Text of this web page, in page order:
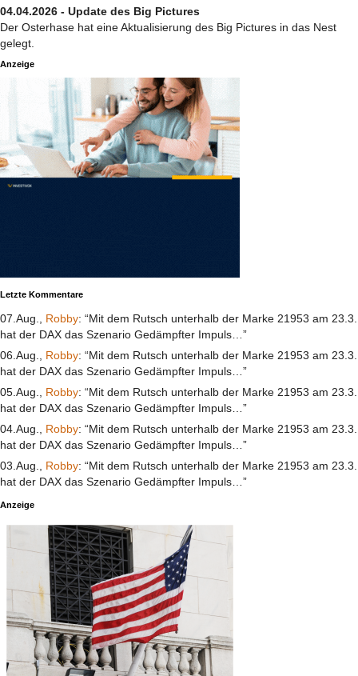
04.04.2026 - Update des Big Pictures
Der Osterhase hat eine Aktualisierung des Big Pictures in das Nest
gelegt.
Anzeige
Letzte Kommentare
07.Aug., Robby: “Mit dem Rutsch unterhalb der Marke 21953 am 23.3.
hat der DAX das Szenario Gedämpfter Impuls…”
06.Aug., Robby: “Mit dem Rutsch unterhalb der Marke 21953 am 23.3.
hat der DAX das Szenario Gedämpfter Impuls…”
05.Aug., Robby: “Mit dem Rutsch unterhalb der Marke 21953 am 23.3.
hat der DAX das Szenario Gedämpfter Impuls…”
04.Aug., Robby: “Mit dem Rutsch unterhalb der Marke 21953 am 23.3.
hat der DAX das Szenario Gedämpfter Impuls…”
03.Aug., Robby: “Mit dem Rutsch unterhalb der Marke 21953 am 23.3.
hat der DAX das Szenario Gedämpfter Impuls…”
Anzeige